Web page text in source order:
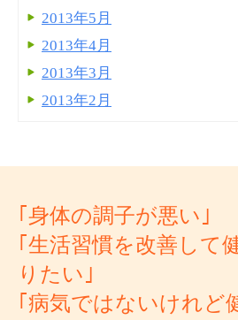
2013年5月
2013年4月
2013年3月
2013年2月
｢身体の調子が悪い｣
｢生活習慣を改善して
りたい｣
｢病気ではないけれど